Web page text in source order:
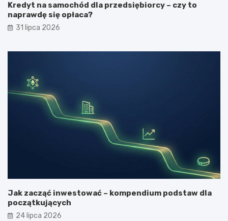
Kredyt na samochód dla przedsiębiorcy – czy to
naprawdę się opłaca?
31 lipca 2026
Jak zacząć inwestować – kompendium podstaw dla
początkujących
24 lipca 2026